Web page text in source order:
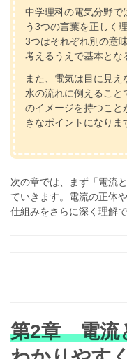
中学理科の電気分野で
う3つの言葉を正しく
3つはそれぞれ別の意
考えるうえで基本とな
また、電気は目に見え
水の流れに例えること
のイメージを持つこと
きなポイントになりま
次の章では、まず「電流
ていきます。電流の正体
仕組みをさらに深く理解
第2章 電流